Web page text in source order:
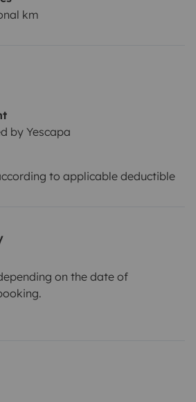
km
by Yescapa
to applicable deductible
on the date of